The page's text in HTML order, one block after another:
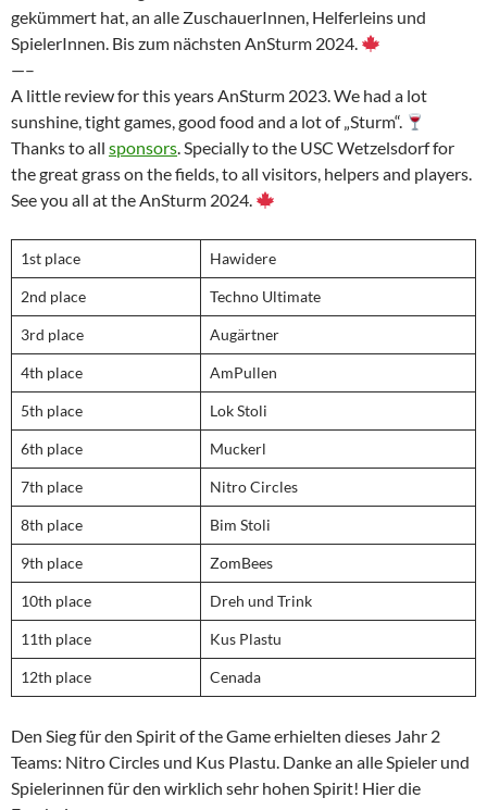
gekümmert hat, an alle ZuschauerInnen, Helferleins und
SpielerInnen. Bis zum nächsten AnSturm 2024.
—–
A little review for this years AnSturm 2023. We had a lot
sunshine, tight games, good food and a lot of „Sturm“.
Thanks to all sponsors. Specially to the USC Wetzelsdorf for
the great grass on the fields, to all visitors, helpers and players.
See you all at the AnSturm 2024.
1st place Hawidere
2nd place Techno Ultimate
3rd place Augärtner
4th place AmPullen
5th place Lok Stoli
6th place Muckerl
7th place Nitro Circles
8th place Bim Stoli
9th place ZomBees
10th place Dreh und Trink
11th place Kus Plastu
12th place Cenada
Den Sieg für den Spirit of the Game erhielten dieses Jahr 2
Teams: Nitro Circles und Kus Plastu. Danke an alle Spieler und
Spielerinnen für den wirklich sehr hohen Spirit! Hier die